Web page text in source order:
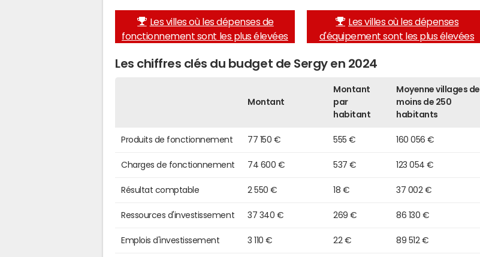
Les villes où les dépenses de
fonctionnement sont les plus élevées
Les villes où les dépenses
d'équipement sont les plus élevées
Les chiffres clés du budget de Sergy en 2024
Montant
Montant
par
habitant
Moyenne villages de
moins de 250
habitants
Produits de fonctionnement 77 150 € 555 € 160 056 €
Charges de fonctionnement 74 600 € 537 € 123 054 €
Résultat comptable 2 550 € 18 € 37 002 €
Ressources d'investissement 37 340 € 269 € 86 130 €
Emplois d'investissement 3 110 € 22 € 89 512 €